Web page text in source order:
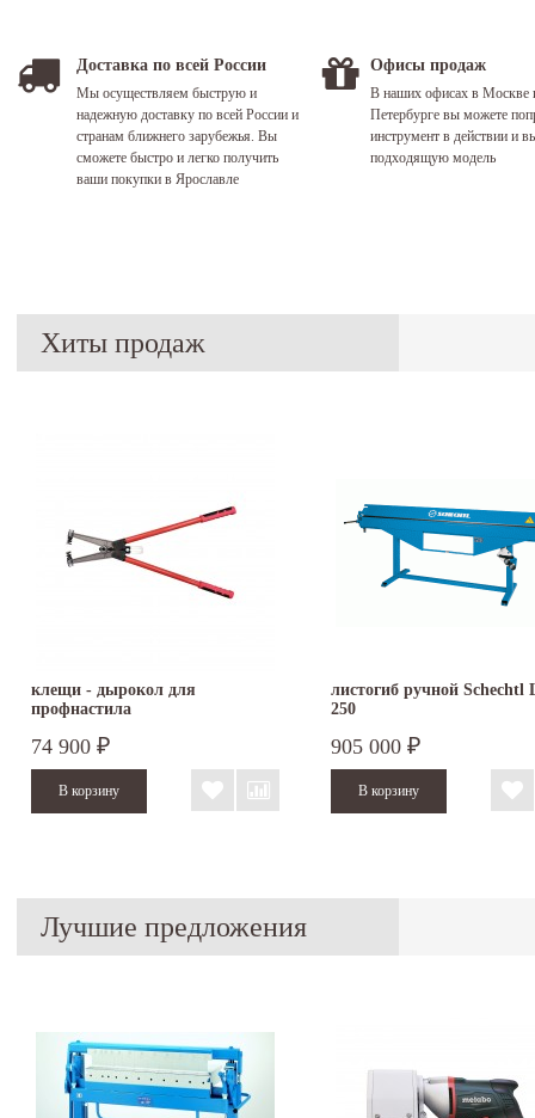
Доставка по всей России
Мы осуществляем быструю и
надежную доставку по всей России и
странам ближнего зарубежья. Вы
сможете быстро и легко получить
ваши покупки в Ярославле
Офисы продаж
В наших офисах в Москве
Петербурге вы можете
инструмент в действии и
подходящую модель
Хиты продаж
клещи - дырокол для
профнастила
74 900 ₽
листогиб ручной Schechtl
250
905 000 ₽
Лучшие предложения